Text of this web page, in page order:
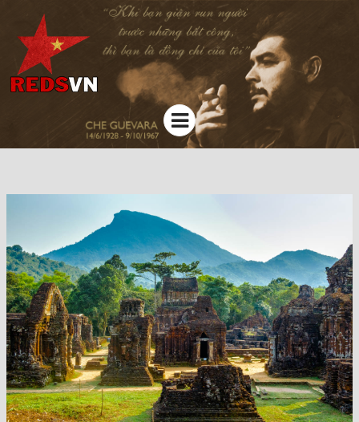
Kênh chia sẻ tri thức cộng đồng
Menu